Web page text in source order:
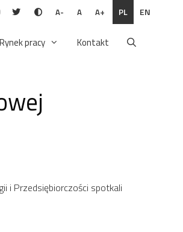
A- A A+ PL EN
Rynek pracy Kontakt
i Przedsiębiorczości spotkali